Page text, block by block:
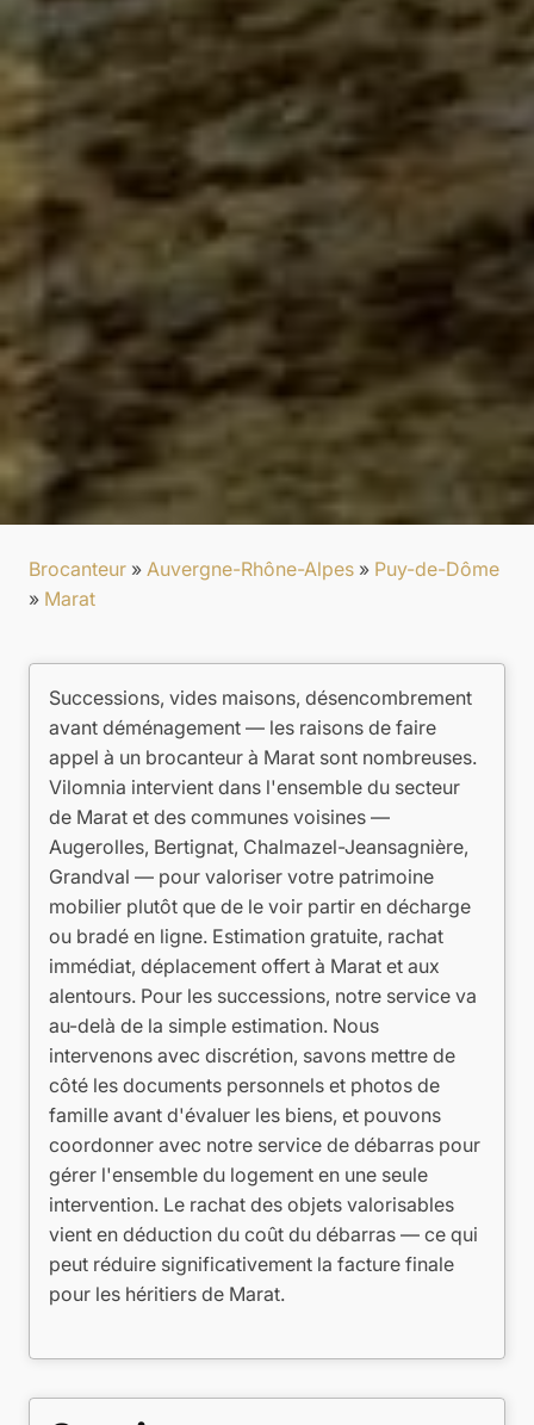
Brocanteur » Auvergne-Rhône-Alpes » Puy-de-Dôme
» Marat
Successions, vides maisons, désencombrement
avant déménagement — les raisons de faire
appel à un brocanteur à Marat sont nombreuses.
Vilomnia intervient dans l'ensemble du secteur
de Marat et des communes voisines —
Augerolles, Bertignat, Chalmazel-Jeansagnière,
Grandval — pour valoriser votre patrimoine
mobilier plutôt que de le voir partir en décharge
ou bradé en ligne. Estimation gratuite, rachat
immédiat, déplacement offert à Marat et aux
alentours. Pour les successions, notre service va
au-delà de la simple estimation. Nous
intervenons avec discrétion, savons mettre de
côté les documents personnels et photos de
famille avant d'évaluer les biens, et pouvons
coordonner avec notre service de débarras pour
gérer l'ensemble du logement en une seule
intervention. Le rachat des objets valorisables
vient en déduction du coût du débarras — ce qui
peut réduire significativement la facture finale
pour les héritiers de Marat.